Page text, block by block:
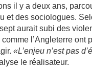
il y a deux ans,
et des sociologues.
aurait subi des
l’Angleterre ont
«L’enjeu n’est pas
le réalisateur.